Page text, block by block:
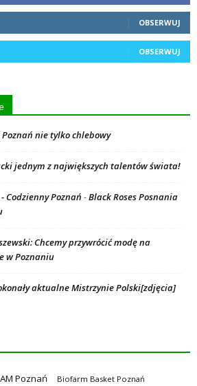
OBSERWUJ
OBSERWUJ
nie tylko chlebowy
jednym z największych talentów świata!
Codzienny Poznań -Black Roses Posnania
Chcemy przywrócić modę na
w Poznaniu
aktualne Mistrzynie Polski[zdjęcia]
Poznań Biofarm Basket Poznań